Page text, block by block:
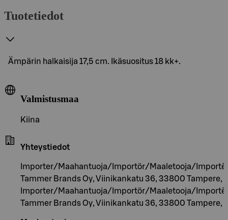
Tuotetiedot
Ämpärin halkaisija 17,5 cm. Ikäsuositus 18 kk+.
Valmistusmaa
Kiina
Yhteystiedot
Importer/Maahantuoja/Importör/Maaletooja/
Tammer Brands Oy, Viinikankatu 36, 33800 Tampere,
Importer/Maahantuoja/Importör/Maaletooja/
Tammer Brands Oy, Viinikankatu 36, 33800 Tampere,